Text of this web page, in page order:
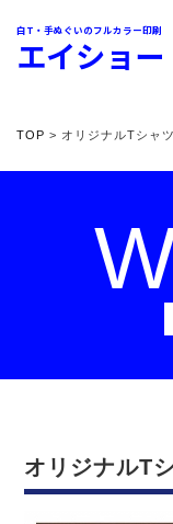
白T・手ぬぐいのフルカラー印刷
エイショー
TOP > オリジナルTシャ
オリジナルT